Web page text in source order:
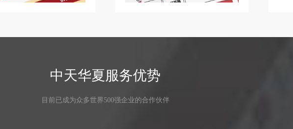
中天华夏服务优势
目前已成为众多世界500强企业的合作伙伴